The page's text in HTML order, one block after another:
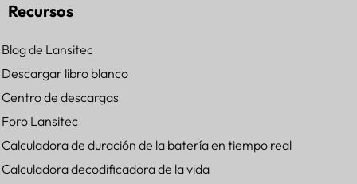
Recursos
Blog de Lansitec
Descargar libro blanco
Centro de descargas
Foro Lansitec
Calculadora de duración de la batería en tiempo real
Calculadora decodificadora de la vida